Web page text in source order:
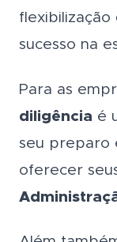
sucesso na
Para as
diligência é
seu preparo
oferecer